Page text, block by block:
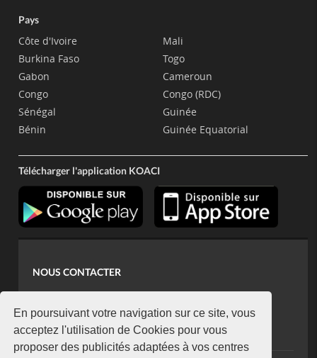
En poursuivant votre navigation sur ce site, vous
acceptez l'utilisation de Cookies pour vous
proposer des publicités adaptées à vos centres
Pays
Côte d'Ivoire
Burkina Faso
Gabon
Congo
Sénégal
Bénin
Mali
Togo
Cameroun
Congo (RDC)
Guinée
Guinée Equatorial
Télécharger l'application KOACI
NOUS CONTACTER
koaci@yahoo.fr
+225 07 08 85 52 93